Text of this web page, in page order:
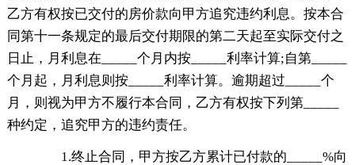
乙方有权按已交付的房价款向甲方追究违约利息。按本合
同第十一条规定的最后交付期限的第二天起至实际交付之
日止，月利息在_____个月内按_____利率计算;自第_____
个月起，月利息则按_____利率计算。逾期超过_____个
月，则视为甲方不履行本合同，乙方有权按下列第_____
种约定，追究甲方的违约责任。
1.终止合同，甲方按乙方累计已付款的_____%向